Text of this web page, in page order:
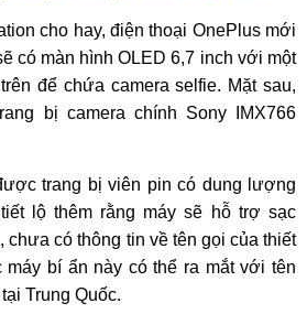
cho hay, điện thoại OnePlus mới
có màn hình OLED 6,7 inch với một
để chứa camera selfie. Mặt sau,
bị camera chính Sony IMX766
trang bị viên pin có dung lượng
lộ thêm rằng máy sẽ hỗ trợ sạc
chưa có thông tin về tên gọi của thiết
máy bí ẩn này có thể ra mắt với tên
Trung Quốc.